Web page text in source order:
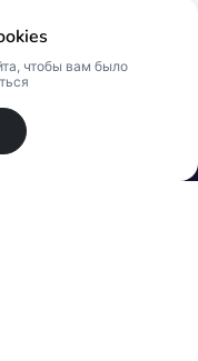
чтобы вам было